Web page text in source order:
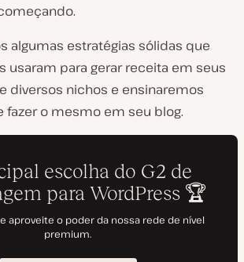
algumas estratégias sólidas que
usaram para gerar receita em seus
diversos nichos e ensinaremos
fazer o mesmo em seu blog.